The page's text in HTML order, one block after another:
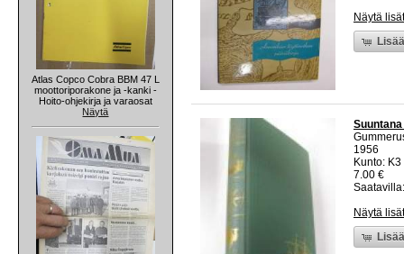
Atlas Copco Cobra BBM 47 L
moottoriporakone ja -kanki -
Hoito-ohjekirja ja varaosat
Näytä
Näytä
1956
Kunto:
7.00 €
Näytä